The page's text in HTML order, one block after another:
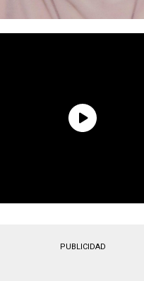
PUBLICIDAD